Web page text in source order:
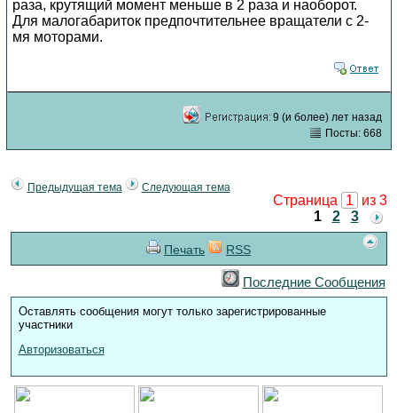
раза, крутящий момент меньше в 2 раза и наоборот.
Для малогабариток предпочтительнее вращатели с 2-
мя моторами.
9 (и более) лет назад
Посты: 668
Предыдущая тема Следующая тема
Страница 1
из 3
1
2 3
Печать RSS
Последние Сообщения
Оставлять сообщения могут только зарегистрированные
участники
Авторизоваться